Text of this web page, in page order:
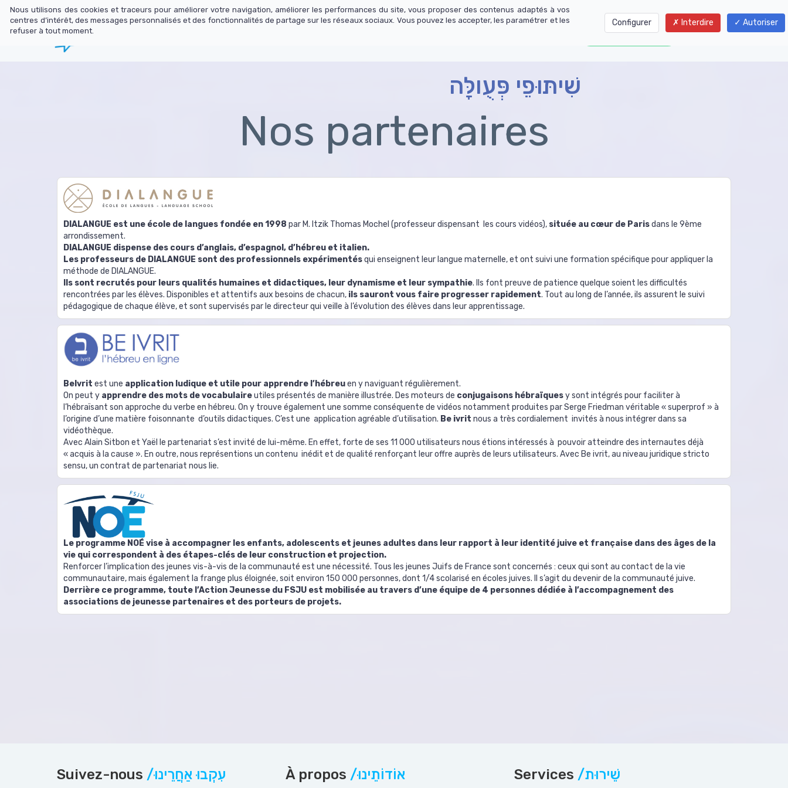
01 77 01 01 06
שִׁיתּוּפֵי פְּעֻולָּה
Nos partenaires
DIALANGUE est une école de langues fondée en 1998 par M. Itzik Thomas Mochel (professeur dispensant les cours vidéos), située au cœur de Parisdans le 9ème
arrondissement.
DIALANGUE dispense des cours d’anglais, d’espagnol, d’hébreu et italien.
Les professeurs de DIALANGUE sont des professionnels expérimentésqui enseignent leur langue maternelle, et ont suivi une formation spécifique pour appliquer la
méthode de DIALANGUE.
Ils sont recrutés pour leurs qualités humaines et didactiques, leur dynamisme et leur sympathie. Ils font preuve de patience quelque soient les difficultés
rencontrées par les élèves. Disponibles et attentifs aux besoins de chacun, ils sauront vous faire progresser rapidement. Tout au long de l’année, ils assurent le suivi
pédagogique de chaque élève, et sont supervisés par le directeur qui veille à l’évolution des élèves dans leur apprentissage.
BeIvrit est une application ludique et utile pour apprendre l’hébreuen y naviguant régulièrement.
On peut y apprendre des mots de vocabulaireutiles présentés de manière illustrée. Des moteurs de conjugaisons hébraïquesy sont intégrés pour faciliter à
l’hébraïsant son approche du verbe en hébreu. On y trouve également une somme conséquente de vidéos notamment produites par Serge Friedman véritable « superprof » à
l’origine d’une matière foisonnante d’outils didactiques. C’est une application agréable d’utilisation. Be ivrit nous a très cordialement invités à nous intégrer dans sa
vidéothèque.
Avec Alain Sitbon et Yaël le partenariat s’est invité de lui-même. En effet, forte de ses 11 000 utilisateurs nous étions intéressés à pouvoir atteindre des internautes déjà
« acquis à la cause ». En outre, nous représentions un contenu inédit et de qualité renforçant leur offre auprès de leurs utilisateurs. Avec Be ivrit, au niveau juridique stricto
sensu, un contrat de partenariat nous lie.
Le programme NOÉ vise à accompagner les enfants, adolescents et jeunes adultes dans leur rapport à leur identité juive et française dans des âges de la
vie qui correspondent à des étapes-clés de leur construction et projection.
Renforcer l’implication des jeunes vis-à-vis de la communauté est une nécessité. Tous les jeunes Juifs de France sont concernés : ceux qui sont au contact de la vie
communautaire, mais également la frange plus éloignée, soit environ 150 000 personnes, dont 1/4 scolarisé en écoles juives. Il s’agit du devenir de la communauté juive.
Derrière ce programme, toute l’Action Jeunesse du FSJU est mobilisée au travers d’une équipe de 4 personnes dédiée à l’accompagnement des
associations de jeunesse partenaires et des porteurs de projets.
Suivez-nous /עִקְבוּ אַחֲרֵינוּ À propos /אוֹדוֹתֵינוּ Services /שֵׁירוּת
Nous utilisons des cookies et traceurs pour améliorer votre navigation, améliorer les performances du site, vous proposer des contenus adaptés à vos
centres d’intérêt, des messages personnalisés et des fonctionnalités de partage sur les réseaux sociaux. Vous pouvez les accepter, les paramétrer et les
refuser à tout moment.
Configurer Interdire Autoriser